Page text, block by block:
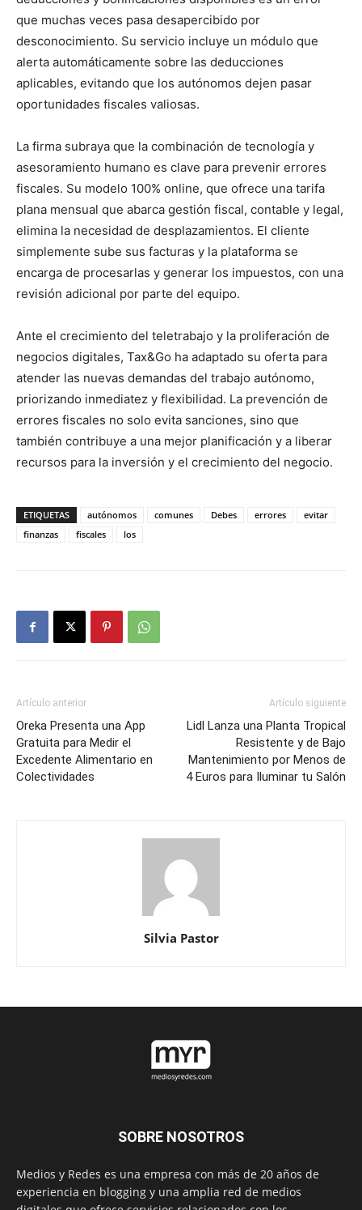
que muchas veces pasa desapercibido por
desconocimiento. Su servicio incluye un módulo que
alerta automáticamente sobre las deducciones
aplicables, evitando que los autónomos dejen pasar
oportunidades fiscales valiosas.
La firma subraya que la combinación de tecnología y
asesoramiento humano es clave para prevenir errores
fiscales. Su modelo 100% online, que ofrece una tarifa
plana mensual que abarca gestión fiscal, contable y legal,
elimina la necesidad de desplazamientos. El cliente
simplemente sube sus facturas y la plataforma se
encarga de procesarlas y generar los impuestos, con una
revisión adicional por parte del equipo.
Ante el crecimiento del teletrabajo y la proliferación de
negocios digitales, Tax&Go ha adaptado su oferta para
atender las nuevas demandas del trabajo autónomo,
priorizando inmediatez y flexibilidad. La prevención de
errores fiscales no solo evita sanciones, sino que
también contribuye a una mejor planificación y a liberar
recursos para la inversión y el crecimiento del negocio.
ETIQUETAS autónomos comunes Debes errores
evitar
finanzas
fiscales los
Artículo anterior
Oreka Presenta una App
Gratuita para Medir el
Excedente Alimentario en
Colectividades
Artículo siguiente
Lidl Lanza una Planta Tropical
Resistente y de Bajo
Mantenimiento por Menos de
4 Euros para Iluminar tu Salón
Silvia Pastor
SOBRE NOSOTROS
Medios y Redes es una empresa con más de 20 años de
experiencia en blogging y una amplia red de medios